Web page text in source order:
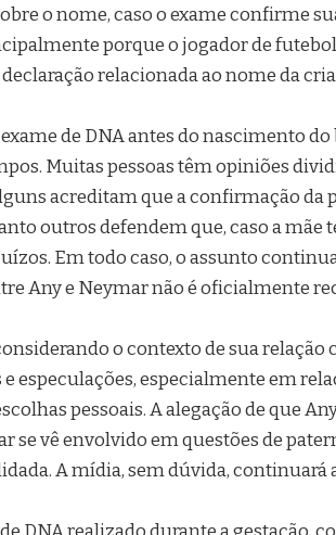
o nome, caso o exame confirme
porque o jogador de
relacionada ao nome da
de DNA antes do nascimento
Muitas pessoas têm opiniões
acreditam que a confirmação da
outros defendem que, caso a mãe
Em todo caso, o assunto
Any e Neymar não é oficialmente
o contexto de sua relação
especulações, especialmente em
pessoais. A alegação de que
se vê envolvido em questões de
A mídia, sem dúvida,